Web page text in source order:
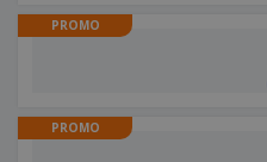
è
m
r
o
t
s
Service
PROMO
PROMO